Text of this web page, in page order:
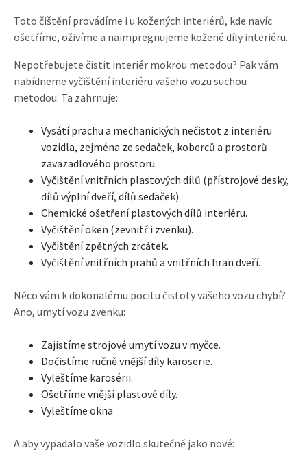
Toto čištění provádíme i u kožených interiérů, kde navíc
ošetříme, oživíme a naimpregnujeme kožené díly interiéru.
Nepotřebujete čistit interiér mokrou metodou? Pak vám
nabídneme vyčištění interiéru vašeho vozu suchou
metodou. Ta zahrnuje:
Vysátí prachu a mechanických nečistot z interiéru
vozidla, zejména ze sedaček, koberců a prostorů
zavazadlového prostoru.
Vyčištění vnitřních plastových dílů (přístrojové desky,
dílů výplní dveří, dílů sedaček).
Chemické ošetření plastových dílů interiéru.
Vyčištění oken (zevnitř i zvenku).
Vyčištění zpětných zrcátek.
Vyčištění vnitřních prahů a vnitřních hran dveří.
Něco vám k dokonalému pocitu čistoty vašeho vozu chybí?
Ano, umytí vozu zvenku:
Zajistíme strojové umytí vozu v myčce.
Dočistíme ručně vnější díly karoserie.
Vyleštíme karosérii.
Ošetříme vnější plastové díly.
Vyleštíme okna
A aby vypadalo vaše vozidlo skutečně jako nové: